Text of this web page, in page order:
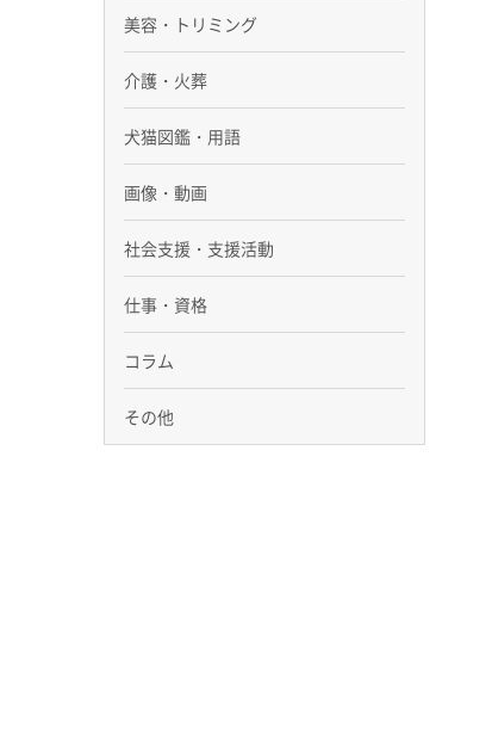
美容・トリミング
介護・火葬
犬猫図鑑・用語
画像・動画
社会支援・支援活動
仕事・資格
コラム
その他